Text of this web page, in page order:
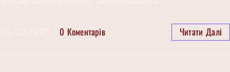
0 Коментарів Читати Далі